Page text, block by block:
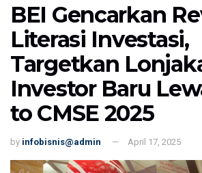
BEI Gencarkan
Literasi Investasi,
Targetkan
Investor Baru
to CMSE 2025
by infobisnis@admin April 17, 2025